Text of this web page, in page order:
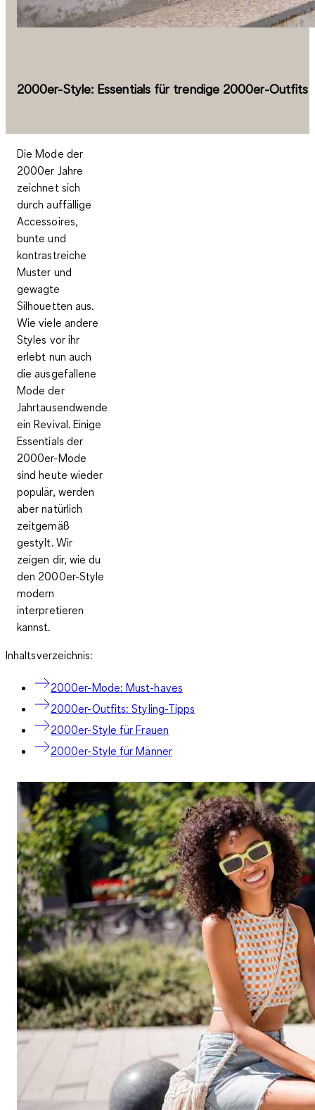
2000er-Style: Essentials für trendige 2000er-Outfits
Die Mode der
2000er Jahre
zeichnet sich
durch auffällige
Accessoires,
bunte und
kontrastreiche
Muster und
gewagte
Silhouetten aus.
Wie viele andere
Styles vor ihr
erlebt nun auch
die ausgefallene
Mode der
Jahrtausendwende
ein Revival. Einige
Essentials der
2000er-Mode
sind heute wieder
populär, werden
aber natürlich
zeitgemäß
gestylt. Wir
zeigen dir, wie du
den 2000er-Style
modern
interpretieren
kannst.
Inhaltsverzeichnis:
2000er-Mode: Must-haves
2000er-Outfits: Styling-Tipps
2000er-Style für Frauen
2000er-Style für Männer